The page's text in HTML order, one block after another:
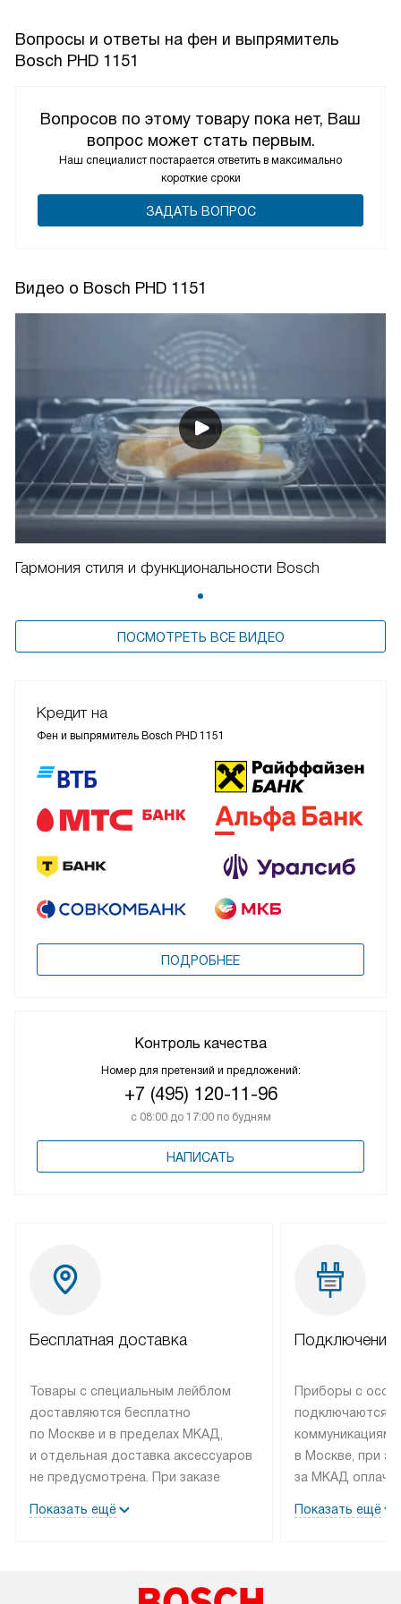
Вопросы и ответы на фен и выпрямитель
Bosch PHD 1151
Вопросов по этому товару пока нет, Ваш
вопрос может стать первым.
Наш специалист постарается ответить в максимально
короткие сроки
ЗАДАТЬ ВОПРОС
Видео о Bosch PHD 1151
Гармония стиля и функциональности Bosch
ПОСМОТРЕТЬ ВСЕ ВИДЕО
Кредит на
Фен и выпрямитель Bosch PHD 1151
ПОДРОБНЕЕ
Контроль качества
Номер для претензий и предложений:
+7 (495) 120-11-96
с 08:00 до 17:00 по будням
НАПИСАТЬ
Бесплатная доставка
Товары с специальным лейблом
доставляются бесплатно
по Москве и в пределах МКАД,
и отдельная доставка аксессуаров
не предусмотрена. При заказе
рекомендуем обсудить
со статусом «В наличии» могут
Показать ещё
Подключение
Приборы с
подключаются к
коммуникациям
в Москве, при
за МКАД
партнера
Показать ещё